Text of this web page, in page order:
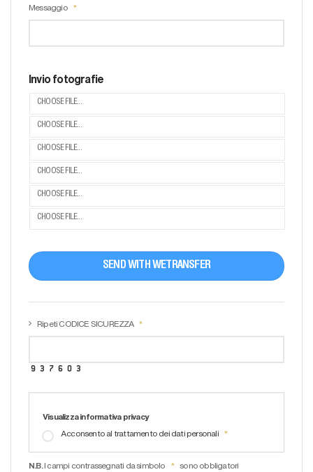
Messaggio
Invio fotografie
CHOOSE FILE...
CHOOSE FILE...
CHOOSE FILE...
CHOOSE FILE...
CHOOSE FILE...
CHOOSE FILE...
SEND WITH WETRANSFER
Ripeti CODICE SICUREZZA
Visualizza informativa privacy
Acconsento al trattamento dei dati personali
N.B. I campi contrassegnati da simbolo sono obbligatori